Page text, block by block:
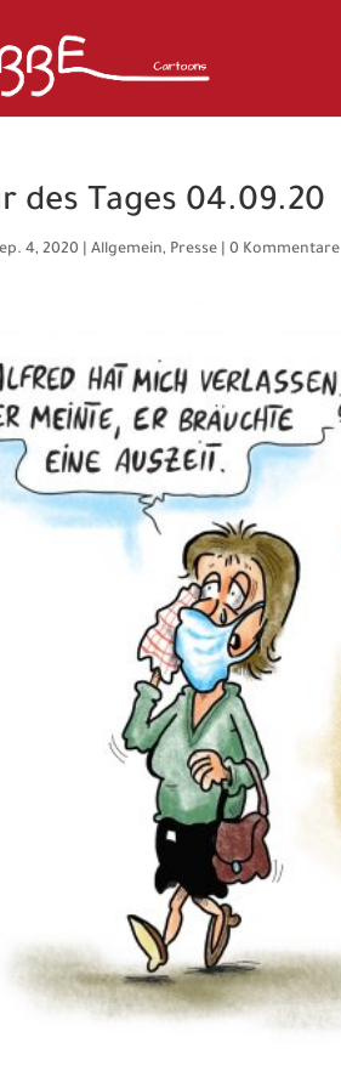
des Tages 04.09.20
4, 2020 |Allgemein, Presse |0 Kommentare